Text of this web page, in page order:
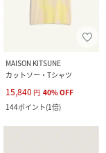
MAISON KITSUNE
カットソー・Tシャツ
15,840 円 40%OFF
144ポイント(1倍)